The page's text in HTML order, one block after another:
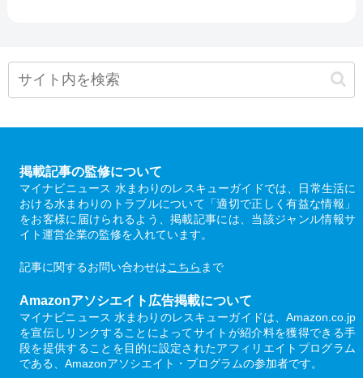
掲載記事の監修について
マイナビニュース 水まわりのレスキューガイドでは、日常生活に
おける水まわりのトラブルについて「適切で正しく有益な情報」
をお客様に届けられるよう、掲載記事には、当該ジャンル情報サ
イト運営企業の監修を入れています。
記事に関するお問い合わせはこちら まで
Amazonアソシエイト広告掲載について
マイナビニュース 水まわりのレスキューガイドは、Amazon.co.jp
を宣伝しリンクすることによってサイトが紹介料を獲得できる手
段を提供することを目的に設定されたアフィリエイトプログラム
である、Amazonアソシエイト・プログラムの参加者です。